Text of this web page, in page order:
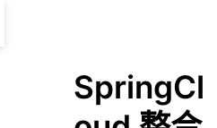
SpringCl